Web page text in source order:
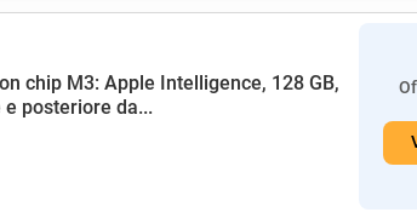
chip M3: Apple Intelligence, 128 GB,
posteriore da...